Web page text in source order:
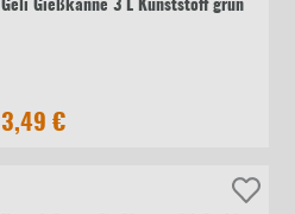
Geli Gießkanne 3 L Kunststoff grün
3,49 €